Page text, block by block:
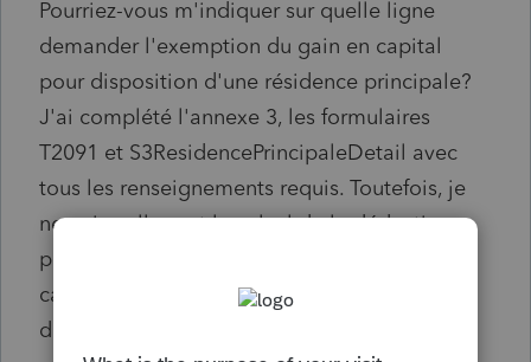
Pourriez-vous m'indiquer sur quelle ligne
demander l'exemption du gain en capital
pour disposition d'une résidence principale?
J'ai complété l'annexe 3, les formulaires
T2091 et S3ResidencePrincipaleDetail avec
tous les renseignements requis. Toutefois, je
ne vois nulle part le calcul de la déduction
pour l'exemption pour annuler le gain en
capital imposable à ;a ligne 12700 dans la
déclaration. Pourriez-vous m'aider svp?